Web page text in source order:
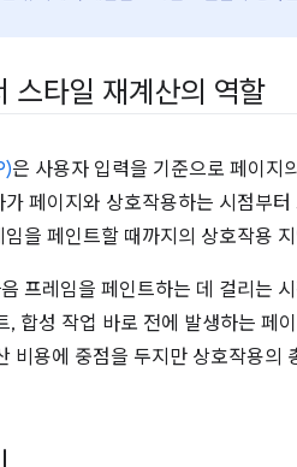
스타일 재계산의 역할
은 사용자 입력을 기준으로 페이지
페이지와 상호작용하는 시점부
을 페인트할 때까지의 상호작용
프레임을 페인트하는 데 걸리는
합성 작업 바로 전에 발생하는 페
비용에 중점을 두지만 상호작용의